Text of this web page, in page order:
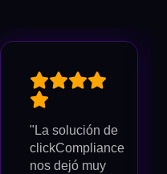
"La solución de
clickCompliance
nos dejó muy